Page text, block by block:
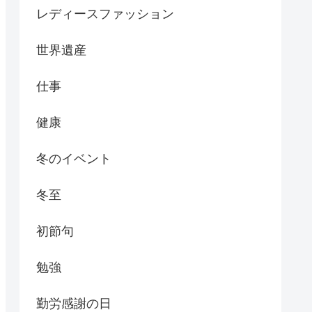
レディースファッション
世界遺産
仕事
健康
冬のイベント
冬至
初節句
勉強
勤労感謝の日